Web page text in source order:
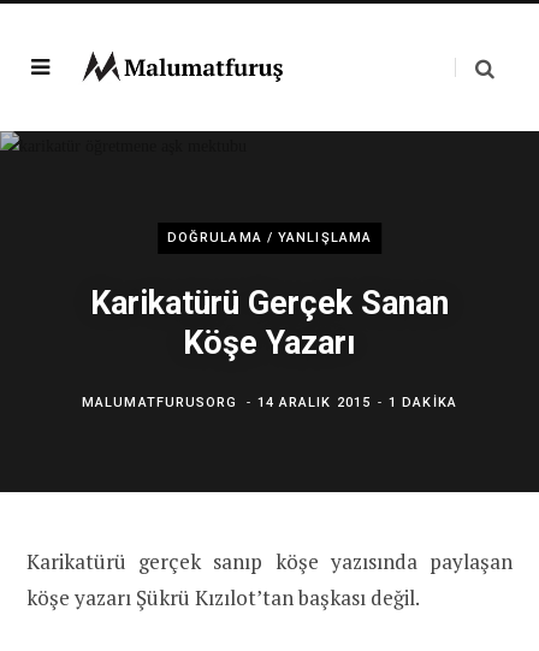
DOĞRULAMA / YANLIŞLAMA
Karikatürü Gerçek Sanan
Köşe Yazarı
MALUMATFURUSORG 14 ARALIK 2015 1 DAKIKA
Karikatürü gerçek sanıp köşe yazısında paylaşan
köşe yazarı Şükrü Kızılot’tan başkası değil.